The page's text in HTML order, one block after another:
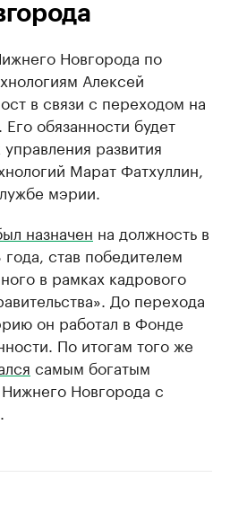
Новгорода по
Алексей
в связи с переходом на
обязанности будет
развития
Марат Фатхуллин,
мэрии.
назначен на должность в
став победителем
в рамках кадрового
До перехода
он работал в Фонде
По итогам того же
самым богатым
Новгорода с